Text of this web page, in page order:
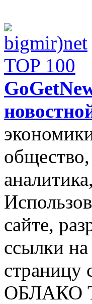
сайте,
ссылки
страницу
ОБЛАКО